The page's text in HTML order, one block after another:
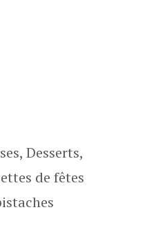
, Desserts,
de fêtes